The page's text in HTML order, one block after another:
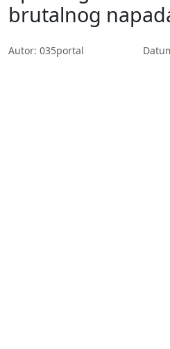
brutalnog
Autor: 035portal